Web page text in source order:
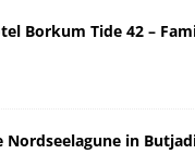
Borkum Tide 42 –
Nordseelagune in